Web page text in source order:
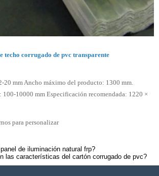
techo corrugado de pvc transparente
20 mm Ancho máximo del producto: 1300 mm.
10000 mm Especificación recomendada: 1220 ×
para personalizar
de iluminación natural frp?
las características del cartón corrugado de pvc?